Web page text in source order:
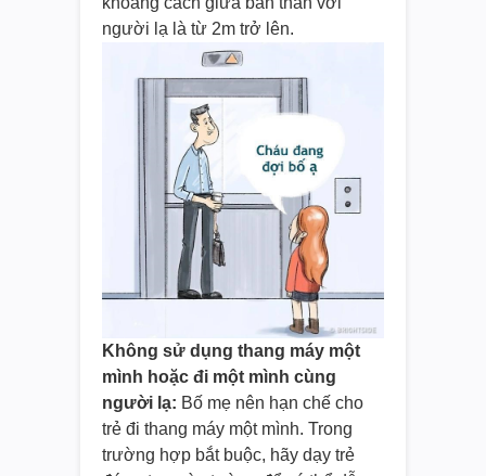
người lạ là từ 2m trở lên.
Không sử dụng thang máy một
mình hoặc đi một mình cùng
người lạ: Bố mẹ nên hạn chế cho
trẻ đi thang máy một mình. Trong
trường hợp bắt buộc, hãy dạy trẻ